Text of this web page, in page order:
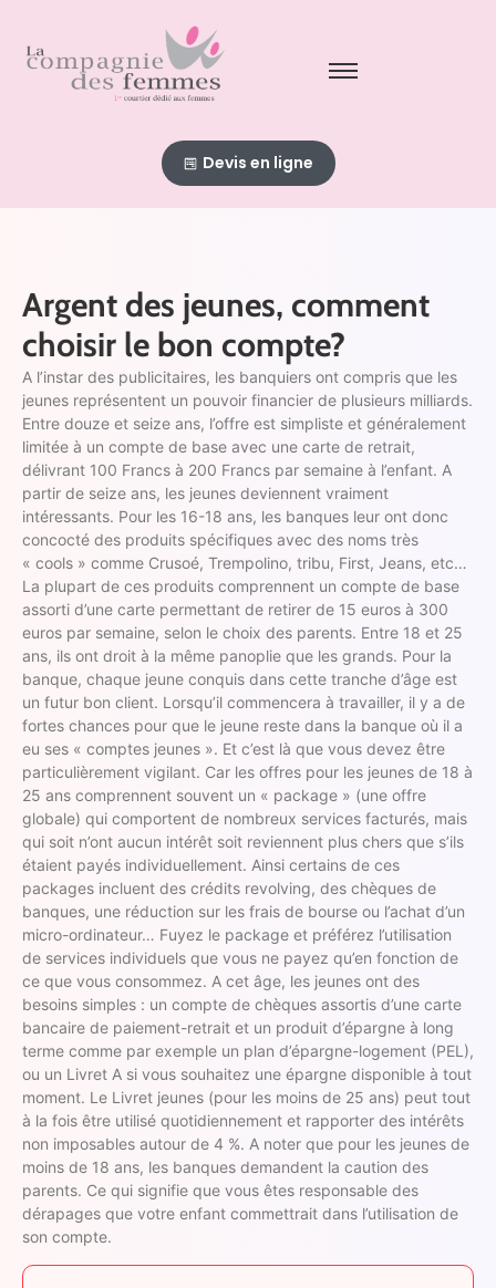
Devis en ligne
Argent des jeunes, comment
choisir le bon compte?
A l’instar des publicitaires, les banquiers ont compris que les
jeunes représentent un pouvoir financier de plusieurs milliards.
Entre douze et seize ans, l’offre est simpliste et généralement
limitée à un compte de base avec une carte de retrait,
délivrant 100 Francs à 200 Francs par semaine à l’enfant. A
partir de seize ans, les jeunes deviennent vraiment
intéressants. Pour les 16-18 ans, les banques leur ont donc
concocté des produits spécifiques avec des noms très
« cools » comme Crusoé, Trempolino, tribu, First, Jeans, etc…
La plupart de ces produits comprennent un compte de base
assorti d’une carte permettant de retirer de 15 euros à 300
euros par semaine, selon le choix des parents. Entre 18 et 25
ans, ils ont droit à la même panoplie que les grands. Pour la
banque, chaque jeune conquis dans cette tranche d’âge est
un futur bon client. Lorsqu’il commencera à travailler, il y a de
fortes chances pour que le jeune reste dans la banque où il a
eu ses « comptes jeunes ». Et c’est là que vous devez être
particulièrement vigilant. Car les offres pour les jeunes de 18 à
25 ans comprennent souvent un « package » (une offre
globale) qui comportent de nombreux services facturés, mais
qui soit n’ont aucun intérêt soit reviennent plus chers que s’ils
étaient payés individuellement. Ainsi certains de ces
packages incluent des crédits revolving, des chèques de
banques, une réduction sur les frais de bourse ou l’achat d’un
micro-ordinateur… Fuyez le package et préférez l’utilisation
de services individuels que vous ne payez qu’en fonction de
ce que vous consommez. A cet âge, les jeunes ont des
besoins simples : un compte de chèques assortis d’une carte
bancaire de paiement-retrait et un produit d’épargne à long
terme comme par exemple un plan d’épargne-logement (PEL),
ou un Livret A si vous souhaitez une épargne disponible à tout
moment. Le Livret jeunes (pour les moins de 25 ans) peut tout
à la fois être utilisé quotidiennement et rapporter des intérêts
non imposables autour de 4 %. A noter que pour les jeunes de
moins de 18 ans, les banques demandent la caution des
parents. Ce qui signifie que vous êtes responsable des
dérapages que votre enfant commettrait dans l’utilisation de
son compte.